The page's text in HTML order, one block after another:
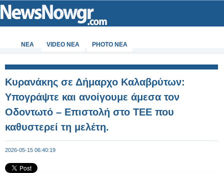
ΝΕΑ VIDEO NEA PHOTO NEA
Κυρανάκης σε Δήμαρχο Καλαβρύτων:
Υπογράψτε και ανοίγουμε άμεσα τον
Οδοντωτό – Επιστολή στο ΤΕΕ που
καθυστερεί τη μελέτη.
2026-05-15 06:40:19